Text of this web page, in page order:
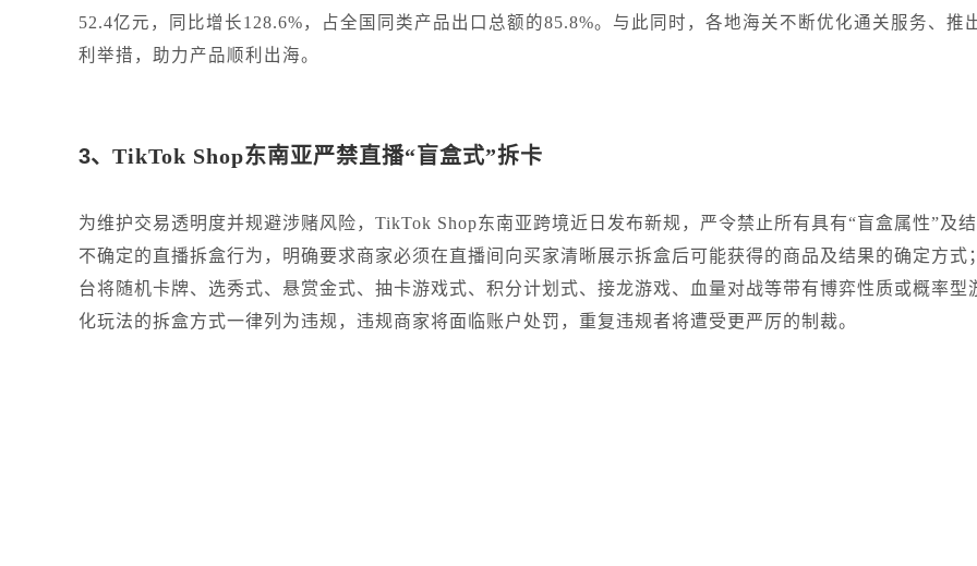
52.4亿元，同比增长128.6%，占全国同类产品出口总额的85.8%。与此同时，各地海关不断优化通关服务、推
利举措，助力产品顺利出海。
3、 TikTok Shop东南亚严禁直播“盲盒式”拆卡
为维护交易透明度并规避涉赌风险，TikTok Shop东南亚跨境近日发布新规，严令禁止所有具有“盲盒属性”及
不确定的直播拆盒行为，明确要求商家必须在直播间向买家清晰展示拆盒后可能获得的商品及结果的确定方式
台将随机卡牌、选秀式、悬赏金式、抽卡游戏式、积分计划式、接龙游戏、血量对战等带有博弈性质或概率型
化玩法的拆盒方式一律列为违规，违规商家将面临账户处罚，重复违规者将遭受更严厉的制裁。